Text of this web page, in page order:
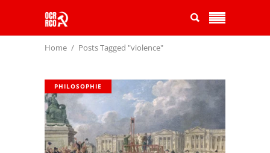
Home Posts Tagged "violence"
PHILOSOPHIE